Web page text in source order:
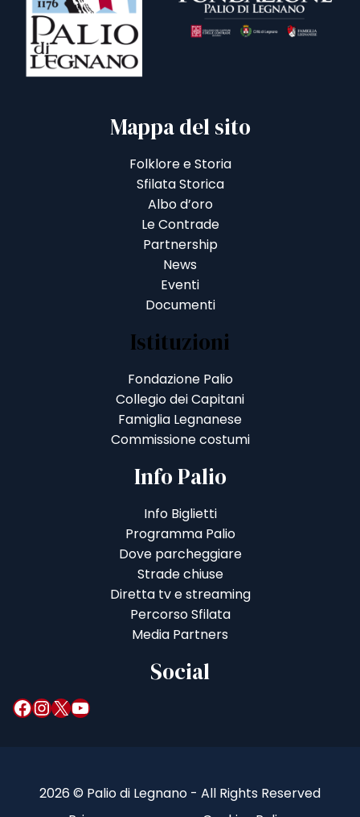
Mappa del sito
Folklore e Storia
Sfilata Storica
Albo d’oro
Le Contrade
Partnership
News
Eventi
Documenti
Istituzioni
Fondazione Palio
Collegio dei Capitani
Famiglia Legnanese
Commissione costumi
Info Palio
Info Biglietti
Programma Palio
Dove parcheggiare
Strade chiuse
Diretta tv e streaming
Percorso Sfilata
Media Partners
Social
Facebook InstagramX YouTube
2026 © Palio di Legnano - All Rights Reserved